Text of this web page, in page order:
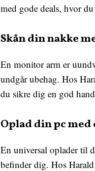
med gode deals, hvor
Skån din nakke
En monitor arm er
undgår ubehag. Hos
du sikre dig en god
Oplad din pc
En universal oplader til
befinder dig. Hos